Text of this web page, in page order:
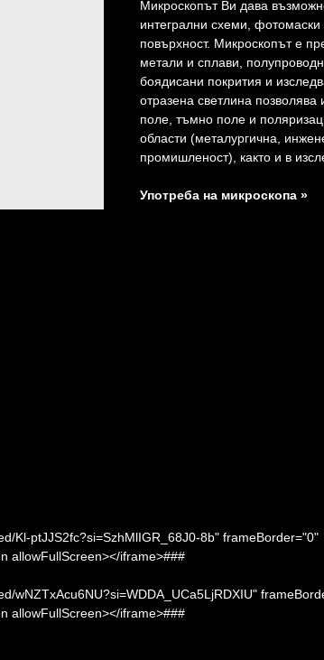
Микроскопът Ви дава
интегрални схеми, фотомаски
повърхност. Микроскопът е
метали и сплави,
боядисани покрития и
отразена светлина
поле, тъмно поле и
области (металургична,
промишленост), както и в
Употреба на микроскопа »
Kl-ptJJS2fc?si=SzhMlIGR_68J0-8b" frameBorder="0"
allowFullScreen></iframe>###
wNZTxAcu6NU?si=WDDA_UCa5LjRDXIU"
allowFullScreen></iframe>###